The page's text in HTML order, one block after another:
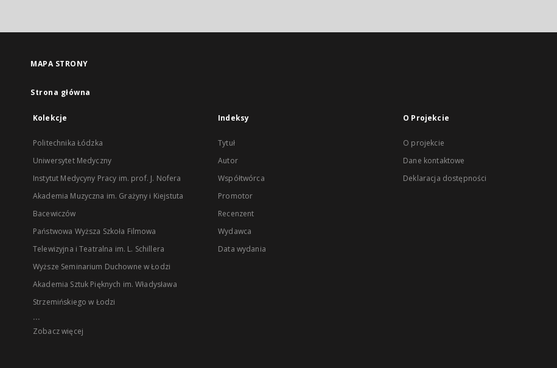
MAPA STRONY
Strona główna
Kolekcje
Politechnika Łódzka
Uniwersytet Medyczny
Instytut Medycyny Pracy im. prof. J. Nofera
Akademia Muzyczna im. Grażyny i Kiejstuta
Bacewiczów
Państwowa Wyższa Szkoła Filmowa
Telewizyjna i Teatralna im. L. Schillera
Wyższe Seminarium Duchowne w Łodzi
Akademia Sztuk Pięknych im. Władysława
Strzemińskiego w Łodzi
...
Zobacz więcej
Indeksy
Tytuł
Autor
Współtwórca
Promotor
Recenzent
Wydawca
Data wydania
O Projekcie
O projekcie
Dane kontaktowe
Deklaracja dostępności